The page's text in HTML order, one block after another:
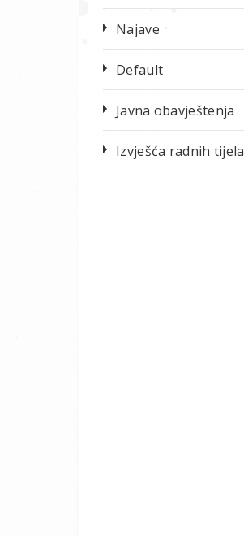
Najave
Default
Javna obavještenja
Izvješća radnih tijela